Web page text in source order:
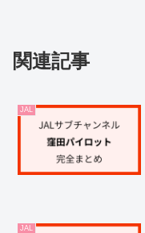
関連記事
JAL
JAL